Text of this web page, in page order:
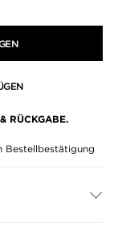
RÜCKGABE.
Bestellbestätigung